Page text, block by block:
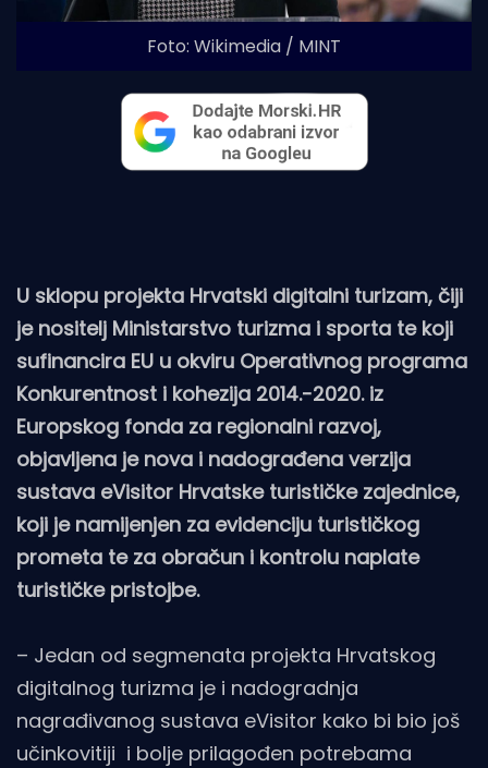
Foto: Wikimedia / MINT
U sklopu projekta Hrvatski digitalni turizam, čiji
je nositelj Ministarstvo turizma i sporta te koji
sufinancira EU u okviru Operativnog programa
Konkurentnost i kohezija 2014.-2020. iz
Europskog fonda za regionalni razvoj,
objavljena je nova i nadograđena verzija
sustava eVisitor Hrvatske turističke zajednice,
koji je namijenjen za evidenciju turističkog
prometa te za obračun i kontrolu naplate
turističke pristojbe.
– Jedan od segmenata projekta Hrvatskog
digitalnog turizma je i nadogradnja
nagrađivanog sustava eVisitor kako bi bio još
učinkovitiji i bolje prilagođen potrebama